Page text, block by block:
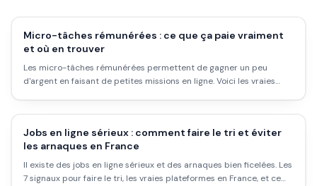
Micro-tâches rémunérées : ce que ça paie vraiment
et où en trouver
Les micro-tâches rémunérées permettent de gagner un peu
d'argent en faisant de petites missions en ligne. Voici les vraies
Jobs en ligne sérieux : comment faire le tri et éviter
les arnaques en France
Il existe des jobs en ligne sérieux et des arnaques bien ficelées. Les
7 signaux pour faire le tri, les vraies plateformes en France, et ce